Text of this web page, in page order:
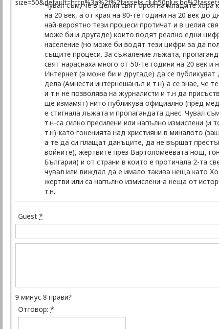
Чувал съм, че в целия свят броя на младите
на 20 век, а от края на 80-те години на 20 век до
най-вероятно тези процеси протичат и в целия
може би и другаде) които водят реално едни
население (но може би водят тези цифри за да
същите процеси. За съжаление лъжата,
свят нараснаха много от 50-те години на 20 век
Интернет (а може би и другаде) да се
дела (Амнести интернешанъл и т.н)-а се знае, че
и т.н не позволява на журналисти и т.н да
ще измамят) нито публикува официално (пред
е стигнала лъжата и пропагандата днес. Чувал
т.н-са силно пресилени или напълно измислени
т.н)-като гоненията над християни в миналото
а те да си плащат данъците, да не вършат
войните), жертвите през Вартоломеевата нощ,
България) и от страни в които е протичала 2-та
чувал или виждал да е имало такива неща като
жертви или са напълно измислени-а неща от
т.н.
Guest *
9 минус 8 прави?
Отговор: *